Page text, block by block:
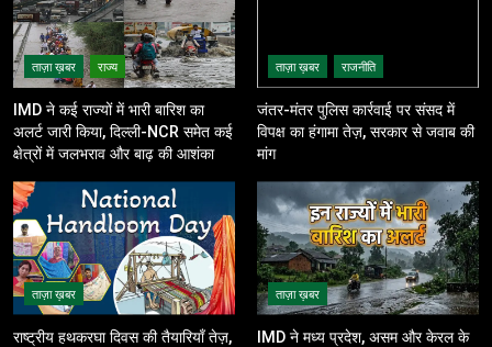
ताज़ा ख़बर राज्य
IMD ने कई राज्यों में भारी बारिश का
अलर्ट जारी किया, दिल्ली-NCR समेत कई
क्षेत्रों में जलभराव और बाढ़ की आशंका
ताज़ा ख़बर राजनीति
जंतर-मंतर पुलिस कार्रवाई पर संसद में
विपक्ष का हंगामा तेज़, सरकार से जवाब की
मांग
ताज़ा ख़बर
राष्ट्रीय हथकरघा दिवस की तैयारियाँ तेज़,
ताज़ा ख़बर
IMD ने मध्य प्रदेश, असम और केरल के